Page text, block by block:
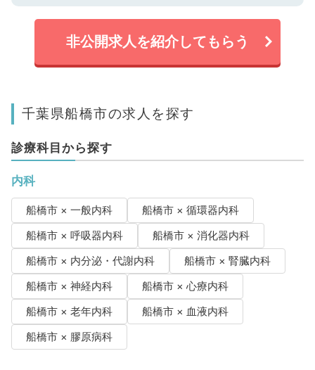
非公開求人を紹介してもらう
千葉県船橋市の求人を探す
診療科目から探す
内科
船橋市 × 一般内科
船橋市 × 循環器内科
船橋市 × 呼吸器内科
船橋市 × 消化器内科
船橋市 × 内分泌・代謝内科
船橋市 × 腎臓内科
船橋市 × 神経内科
船橋市 × 心療内科
船橋市 × 老年内科
船橋市 × 血液内科
船橋市 × 膠原病科